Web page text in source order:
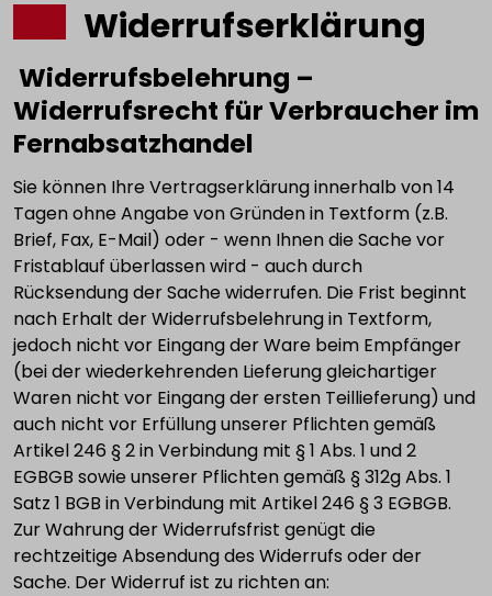
Widerrufserklärung
Widerrufsbelehrung –
Widerrufsrecht für Verbraucher im
Fernabsatzhandel
Sie können Ihre Vertragserklärung innerhalb von 14
Tagen ohne Angabe von Gründen in Textform (z.B.
Brief, Fax, E-Mail) oder - wenn Ihnen die Sache vor
Fristablauf überlassen wird - auch durch
Rücksendung der Sache widerrufen. Die Frist beginnt
nach Erhalt der Widerrufsbelehrung in Textform,
jedoch nicht vor Eingang der Ware beim Empfänger
(bei der wiederkehrenden Lieferung gleichartiger
Waren nicht vor Eingang der ersten Teillieferung) und
auch nicht vor Erfüllung unserer Pflichten gemäß
Artikel 246 § 2 in Verbindung mit § 1 Abs. 1 und 2
EGBGB sowie unserer Pflichten gemäß § 312g Abs. 1
Satz 1 BGB in Verbindung mit Artikel 246 § 3 EGBGB.
Zur Wahrung der Widerrufsfrist genügt die
rechtzeitige Absendung des Widerrufs oder der
Sache. Der Widerruf ist zu richten an: